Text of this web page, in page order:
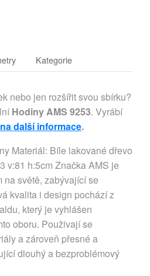
Kategorie
nebo jen rozšířit svou sbírku?
Hodiny AMS 9253. Vyrábí
další informace.
Materiál: Bíle lakované dřevo
v:81 h:5cm Značka AMS je
na světě, zabývající se
kvalita i design pochází z
který je vyhlášen
oboru. Použivají se
a zároveň přesné a
dlouhý a bezproblémový